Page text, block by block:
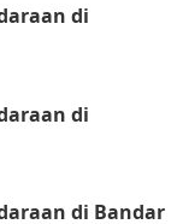
di
di
di Bandar